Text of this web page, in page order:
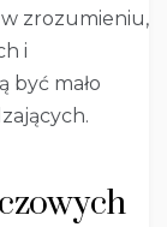
zrozumieniu,
i
być mało